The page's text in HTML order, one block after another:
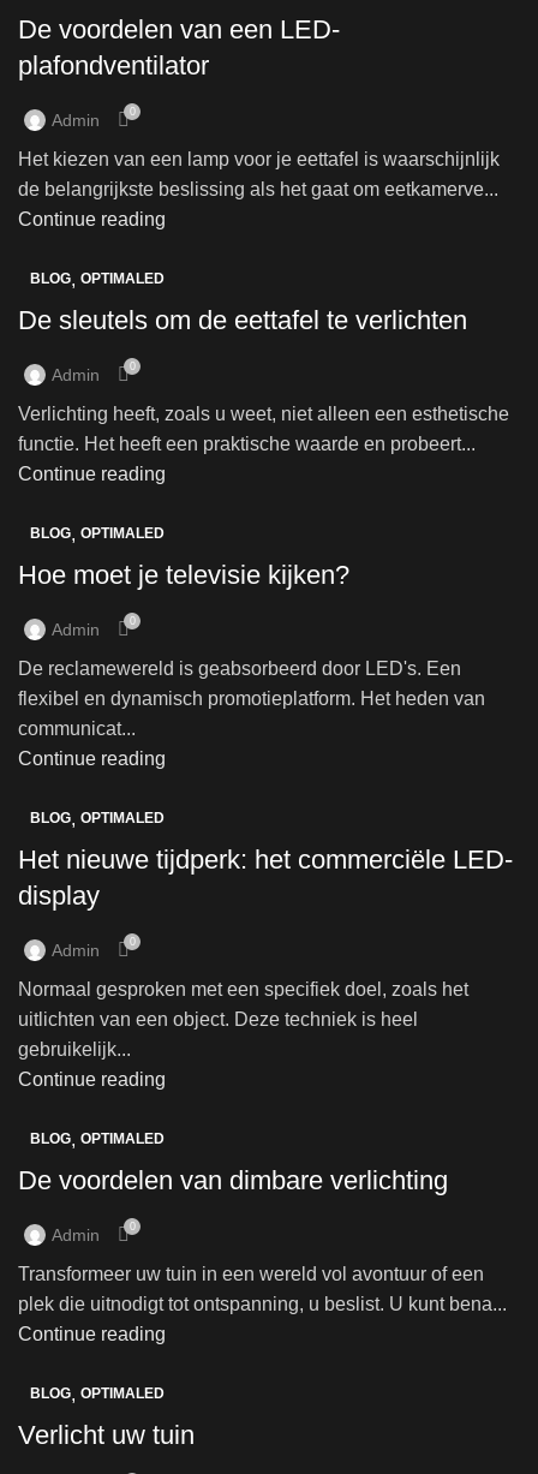
De voordelen van een LED-
plafondventilator
Admin 0
Het kiezen van een lamp voor je eettafel is waarschijnlijk
de belangrijkste beslissing als het gaat om eetkamerve...
Continue reading
BLOG, OPTIMALED
De sleutels om de eettafel te verlichten
Admin 0
Verlichting heeft, zoals u weet, niet alleen een esthetische
functie. Het heeft een praktische waarde en probeert...
Continue reading
BLOG, OPTIMALED
Hoe moet je televisie kijken?
Admin 0
De reclamewereld is geabsorbeerd door LED's. Een
flexibel en dynamisch promotieplatform. Het heden van
communicat...
Continue reading
BLOG, OPTIMALED
Het nieuwe tijdperk: het commerciële LED-
display
Admin 0
Normaal gesproken met een specifiek doel, zoals het
uitlichten van een object. Deze techniek is heel
gebruikelijk...
Continue reading
BLOG, OPTIMALED
De voordelen van dimbare verlichting
Admin 0
Transformeer uw tuin in een wereld vol avontuur of een
plek die uitnodigt tot ontspanning, u beslist. U kunt bena...
Continue reading
BLOG, OPTIMALED
Verlicht uw tuin